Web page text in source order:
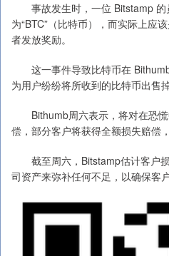
事故发生时，一位 Bitstamp 的
为“BTC”（比特币），而实际上应
者发放奖励。
这一事件导致比特币在
为用户纷纷将所收到的比特币出售掉
Bithumb周六表示，将对在恐慌
偿，部分客户将获得全额损失赔偿
截至周六，Bitstamp估计客户
司资产来弥补任何不足，以确保客